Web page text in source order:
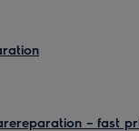
– fast